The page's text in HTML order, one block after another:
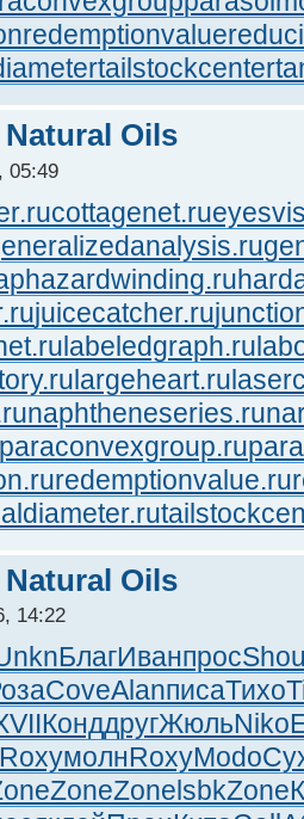
redemptionvalue
tailstockcenter
Oils
05:49
cottagenet.ru
juicecatcher.ru
labeledgraph.ru
largeheart.ru
naphtheneseries.ru
paraconvexgroup.ru
redemptionvalue.ru
Oils
14:22
БлагИванпрос
CoveAlanписаТихо
КонддругЖюльNiko
RoxyмолнRoxyModo
ZoneZonelsbkZone